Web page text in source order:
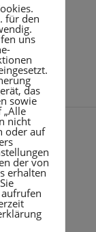
1 2 3
für den
uns
das
sowie
„Alle
nicht
oder auf
der von
erhalten